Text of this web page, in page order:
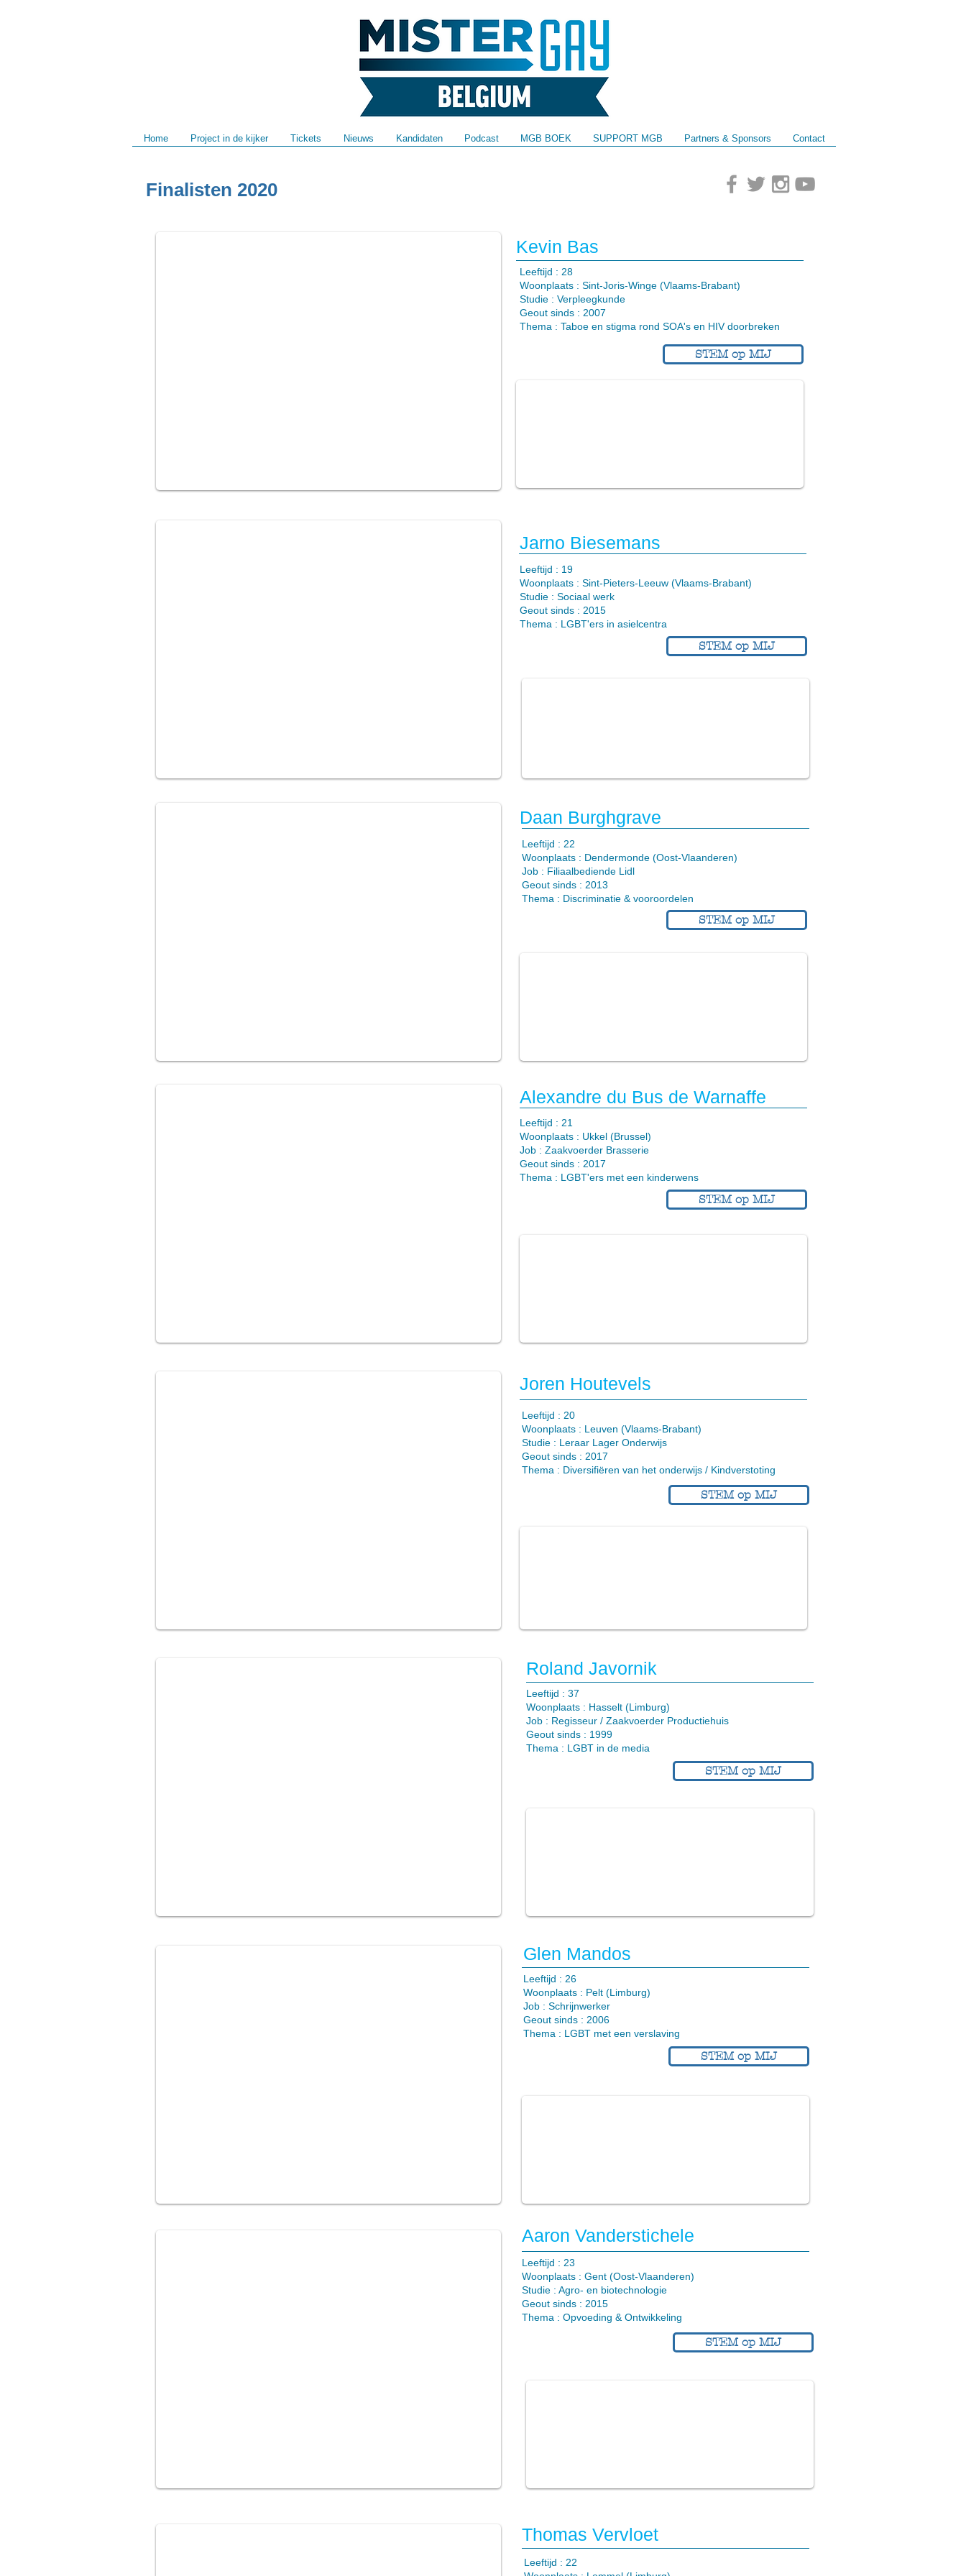
Home Project in de kijker Tickets Nieuws Kandidaten Podcast MGB BOEK SUPPORT MGB Partners & Sponsors Contact
Finalisten 2020
Kevin Bas
​Leeftijd : 28
Woonplaats : Sint-Joris-Winge (Vlaams-Brabant)
Studie : Verpleegkunde
Geout sinds : 2007
Thema : Taboe en stigma rond SOA's en HIV doorbreken
STEM op MIJ
Jarno Biesemans
​Leeftijd : 19
Woonplaats : Sint-Pieters-Leeuw (Vlaams-Brabant)
Studie : Sociaal werk
Geout sinds : 2015
Thema : LGBT'ers in asielcentra
STEM op MIJ
Daan Burghgrave
​Leeftijd : 22
Woonplaats : Dendermonde (Oost-Vlaanderen)
Job : Filiaalbediende Lidl
Geout sinds : 2013
Thema : Discriminatie & vooroordelen
STEM op MIJ
Alexandre du Bus de Warnaffe
​Leeftijd : 21
Woonplaats : Ukkel (Brussel)
Job : Zaakvoerder Brasserie
Geout sinds : 2017
Thema : LGBT'ers met een kinderwens
STEM op MIJ
Joren Houtevels
​Leeftijd : 20
Woonplaats : Leuven (Vlaams-Brabant)
Studie : Leraar Lager Onderwijs
Geout sinds : 2017
Thema : Diversifiëren van het onderwijs / Kindverstoting
STEM op MIJ
Roland Javornik
​Leeftijd : 37
Woonplaats : Hasselt (Limburg)
Job : Regisseur / Zaakvoerder Productiehuis
Geout sinds : 1999
Thema : LGBT in de media
STEM op MIJ
Glen Mandos
​Leeftijd : 26
Woonplaats : Pelt (Limburg)
Job : Schrijnwerker
Geout sinds : 2006
Thema : LGBT met een verslaving
STEM op MIJ
Aaron Vanderstichele
​Leeftijd : 23
Woonplaats : Gent (Oost-Vlaanderen)
Studie : Agro- en biotechnologie
Geout sinds : 2015
Thema : Opvoeding & Ontwikkeling
STEM op MIJ
Thomas Vervloet
​Leeftijd : 22